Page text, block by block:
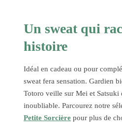
Un sweat qui
histoire
Idéal en cadeau ou pour
sweat fera sensation. Gardien
Totoro veille sur Mei et Satsuki
inoubliable. Parcourez notre
Petite Sorcière pour plus de